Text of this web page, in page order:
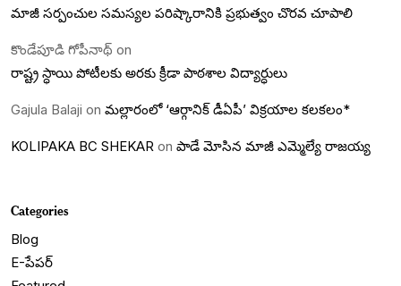
మాజీ సర్పంచుల సమస్యల పరిష్కారానికి ప్రభుత్వం చొరవ చూపాలి
కొండేపూడి గోపీనాథ్ on
రాష్ట్ర స్ధాయి పోటీలకు అరకు క్రీడా పాఠశాల విద్యార్ధులు
Gajula Balaji on మల్లారంలో ‘ఆర్గానిక్ డీఏపీ’ విక్రయాల కలకలం*
KOLIPAKA BC SHEKAR on పాడే మోసిన మాజీ ఎమ్మెల్యే రాజయ్య
Categories
Blog
E-పేపర్